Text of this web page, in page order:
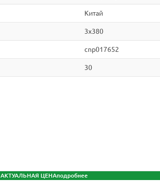
Китай
3x380
cnp017652
30
АКТУАЛЬНАЯ ЦЕНАподробнее